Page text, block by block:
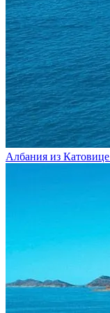
Албания из Катовице